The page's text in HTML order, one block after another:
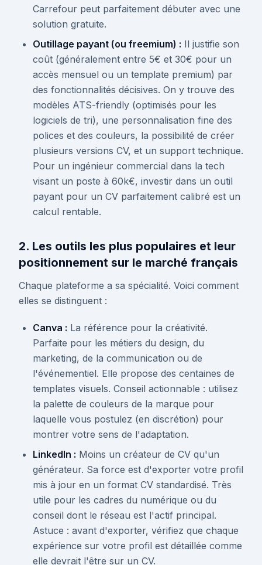
Carrefour peut parfaitement débuter avec une
solution gratuite.
Outillage payant (ou freemium) : Il justifie son
coût (généralement entre 5€ et 30€ pour un
accès mensuel ou un template premium) par
des fonctionnalités décisives. On y trouve des
modèles ATS-friendly (optimisés pour les
logiciels de tri), une personnalisation fine des
polices et des couleurs, la possibilité de créer
plusieurs versions CV, et un support technique.
Pour un ingénieur commercial dans la tech
visant un poste à 60k€, investir dans un outil
payant pour un CV parfaitement calibré est un
calcul rentable.
2. Les outils les plus populaires et leur
positionnement sur le marché français
Chaque plateforme a sa spécialité. Voici comment
elles se distinguent :
Canva : La référence pour la créativité.
Parfaite pour les métiers du design, du
marketing, de la communication ou de
l'événementiel. Elle propose des centaines de
templates visuels. Conseil actionnable : utilisez
la palette de couleurs de la marque pour
laquelle vous postulez (en discrétion) pour
montrer votre sens de l'adaptation.
LinkedIn : Moins un créateur de CV qu'un
générateur. Sa force est d'exporter votre profil
mis à jour en un format CV standardisé. Très
utile pour les cadres du numérique ou du
conseil dont le réseau est l'actif principal.
Astuce : avant d'exporter, vérifiez que chaque
expérience sur votre profil est détaillée comme
elle devrait l'être sur un CV.